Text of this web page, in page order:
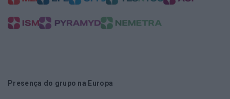
Presença do grupo na Europa